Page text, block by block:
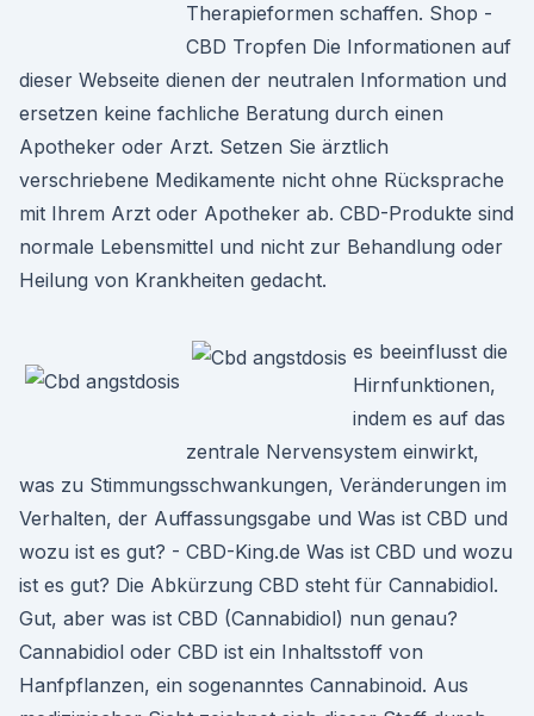
Therapieformen schaffen. Shop -
CBD Tropfen Die Informationen auf
dieser Webseite dienen der neutralen Information und
ersetzen keine fachliche Beratung durch einen
Apotheker oder Arzt. Setzen Sie ärztlich
verschriebene Medikamente nicht ohne Rücksprache
mit Ihrem Arzt oder Apotheker ab. CBD-Produkte sind
normale Lebensmittel und nicht zur Behandlung oder
Heilung von Krankheiten gedacht.
es beeinflusst die
Hirnfunktionen,
indem es auf das
zentrale Nervensystem einwirkt,
was zu Stimmungsschwankungen, Veränderungen im
Verhalten, der Auffassungsgabe und Was ist CBD und
wozu ist es gut? - CBD-King.de Was ist CBD und wozu
ist es gut? Die Abkürzung CBD steht für Cannabidiol.
Gut, aber was ist CBD (Cannabidiol) nun genau?
Cannabidiol oder CBD ist ein Inhaltsstoff von
Hanfpflanzen, ein sogenanntes Cannabinoid. Aus